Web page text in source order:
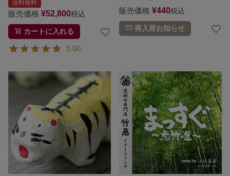
送料無料
販売価格 ¥52,800税込
カートに入れる
5.00
販売価格 ¥440税込
再入荷お知らせ